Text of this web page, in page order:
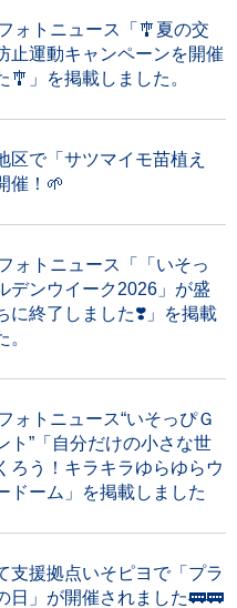
ォトニュース「🎐夏の交
止運動キャンペーンを開催
🎐」を掲載しました。
区で「サツマイモ苗植え
催！🌱
ォトニュース「「いそっ
デンウイーク2026」が盛
に終了しました❣️」を掲載
。
ォトニュース“いそっぴＧ
ト”「自分だけの小さな世
ろう！キラキラゆらゆらウ
ドーム」を掲載しました
支援拠点いそピヨで「プラ
日」が開催されました🚃🚃